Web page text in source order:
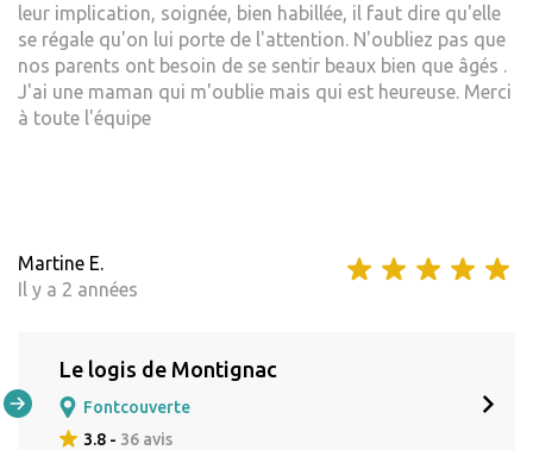
leur implication, soignée, bien habillée, il faut dire qu'elle
se régale qu'on lui porte de l'attention. N'oubliez pas que
nos parents ont besoin de se sentir beaux bien que âgés .
J'ai une maman qui m'oublie mais qui est heureuse. Merci
à toute l'équipe
Martine E.
Il y a 2 années
Le logis de Montignac
Fontcouverte
3.8 - 36 avis